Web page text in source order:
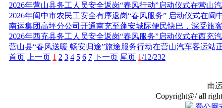
2026年营山县务工人员安全返岗“春风行动”启动仪式在营山
2026年阆中市农民工安全有序返岗“春风服务” 启动仪式在阆
南运集团高坪分公司开通南充至蓬安城际便民快巴，深受旅
2026年西充县务工人员安全返岗“春风服务”启动仪式在西充
营山县“春风送暖 畅安归途”旅途服务行动在营山汽车客运站
首页
上一页 1 2 3 4 5 6 7 下一页 尾页 1/12/232
南
Copyright@/ all